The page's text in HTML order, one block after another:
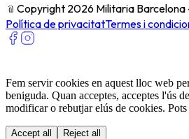
﹫ Copyright 2026 Militaria Barcelona
Política de privacitatTermes i
Fem servir cookies en aquest lloc web
beniguda. Quan acceptes, acceptes l'ús
modificar o rebutjar elús de cookies. Pots
Accept all Reject all